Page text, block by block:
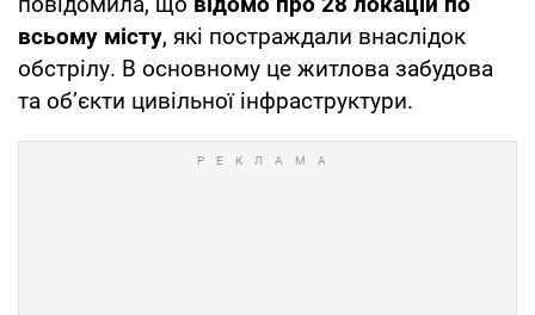
всьому місту, які постраждали внаслідок
обстрілу. В основному це житлова забудова
та об’єкти цивільної інфраструктури.